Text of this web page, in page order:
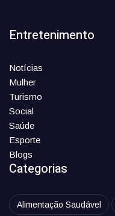
Entretenimento
Notícias
Mulher
Turismo
Social
Saúde
Esporte
Blogs
Categorias
Alimentação Saudável